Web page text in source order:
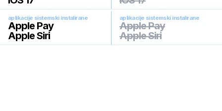
aplikacije sistemski instalirane
Apple Pay
Apple Siri
aplikacije sistemski instalirane
Apple Pay
Apple Siri